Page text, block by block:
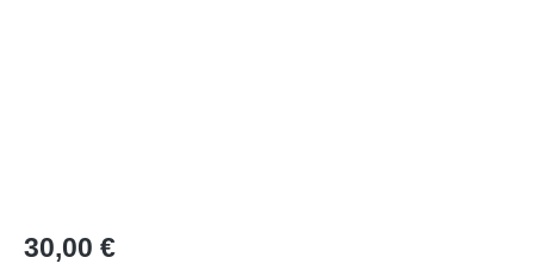
Regulärer Preis:
30,00 €